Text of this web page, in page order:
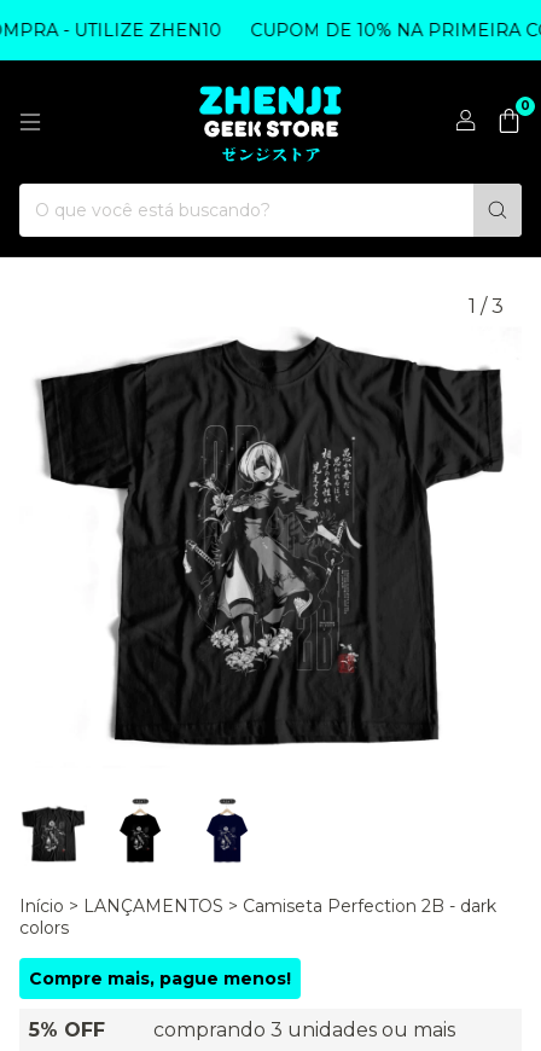
- UTILIZE ZHEN10 CUPOM DE 10% NA PRIMEIRA
0
1 / 3
Início > LANÇAMENTOS > Camiseta Perfection 2B - dark
colors
Compre mais, pague menos!
5% OFF
comprando 3 unidades ou mais